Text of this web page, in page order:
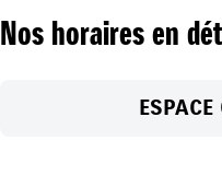
Nos horaires en